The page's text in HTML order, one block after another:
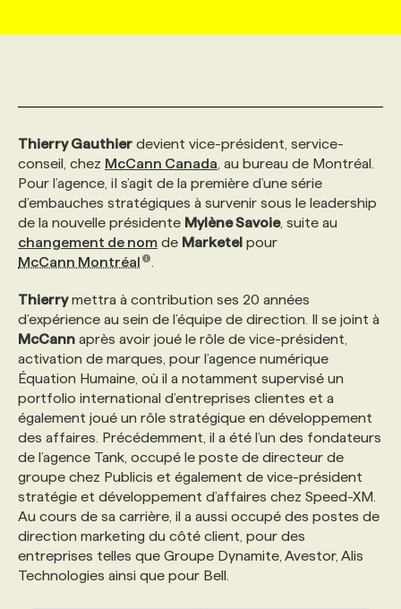
AFFAIRES DE L'INDUSTRIE
INITIATIVES NUMÉRIQUES
PRIX ET DISTINCTIONS
TENDANCES
WEB & MÉDIAS SOCIAUX
MARKETING DURABLE
GEO/SEO
ÉVÉNEMENTIEL
NOS AUTEUR‧RICES
INFOLETTRE PUBLICITÉ
ANNONCEZ AVEC NOUS
CONSULTER LA CVTHÈQUE
PROFIL ENTREPRISE
FAQ
ANNONCEZ AVEC NOUS
VOIR LES OFFRES
PROFIL CANDIDAT
FAQ
ANNONCEZ AVEC NOUS
NOS FORMATIONS EN LIGNE
NOS PARCOURS DE FORMATIONS
FORMATIONS PERSONNALISÉES
POURQUOI CHOISIR NOS FORMATIONS
NOS TARIFS
PROGRAMMES DE SUBVENTIONS
FAQ
ANNONCEZ AVEC NOUS
CHASSE DE TÊTE
SERVICE DE CHASSE DE TÊTE
NOS TARIFS
ANNONCEZ AVEC NOUS
Thierry Gauthier devient vice-président, service-
conseil, chez McCann Canada , au bureau de Montréal.
Pour l’agence, iI s’agit de la première d’une série
d’embauches stratégiques à survenir sous le leadership
de la nouvelle présidente Mylène Savoie, suite au
changement de nom de Marketel pour
McCann Montréal
Thierrymettra à contribution ses 20 années
d’expérience au sein de l’équipe de direction. Il se joint à
McCann après avoir joué le rôle de vice-président,
activation de marques, pour l’agence numérique
Équation Humaine, où il a notamment supervisé un
portfolio international d’entreprises clientes et a
également joué un rôle stratégique en développement
des affaires. Précédemment, il a été l’un des fondateurs
de l’agence Tank, occupé le poste de directeur de
groupe chez Publicis et également de vice-président
stratégie et développement d’affaires chez Speed-XM.
Au cours de sa carrière, il a aussi occupé des postes de
direction marketing du côté client, pour des
entreprises telles que Groupe Dynamite, Avestor, Alis
Technologies ainsi que pour Bell.